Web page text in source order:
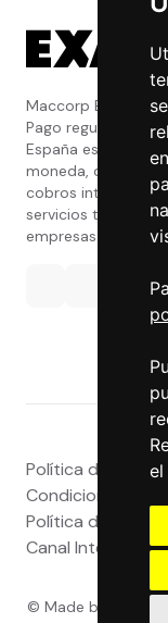
el
Maccorp Exact
Pago regulada y
España
moneda, divisas,
cobros
servicios tanto a
empresas.
Política de
Condiciones de
Política de Cookies
Canal Interno
|
© Made by